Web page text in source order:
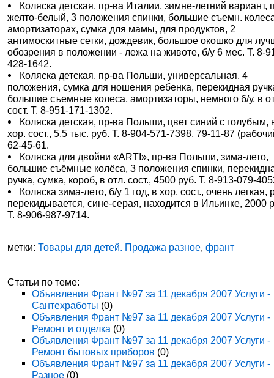
Коляска детская, пр-ва Италии, зимне-летний вариант,
желто-белый, 3 положения спинки, большие съемн.
амортизаторах, сумка для мамы, для продуктов, 2
антимоскитные сетки, дождевик, большое окошко для
обозрения в положении - лежа на животе, б/у 6 мес. Т. 8-
428-1642.
Коляска детская, пр-ва Польши, универсальная, 4
положения, сумка для ношения ребенка, перекидная
большие съемные колеса, амортизаторы, немного б/у, в
сост. Т. 8-951-171-1302.
Коляска детская, пр-ва Польши, цвет синий с голубым,
хор. сост., 5,5 тыс. руб. Т. 8-904-571-7398, 79-11-87
62-45-61.
Коляска для двойни «ARTI», пр-ва Польши, зима-лето,
большие съёмные колёса, 3 положения спинки,
ручка, сумка, короб, в отл. сост., 4500 руб. Т. 8-913-079-
Коляска зима-лето, б/у 1 год, в хор. сост., очень легкая,
перекидывается, сине-серая, находится в Ильинке, 2000
Т. 8-906-987-9714.
метки:Товары для детей. Продажа разное,франт
Статьи по теме:
Объявления Франт №97 за 11 декабря 2007 Услуги -
Сантехработы (0)
Объявления Франт №97 за 11 декабря 2007 Услуги -
Ремонт и отделка (0)
Объявления Франт №97 за 11 декабря 2007 Услуги -
Ремонт бытовых приборов (0)
Объявления Франт №97 за 11 декабря 2007 Услуги -
Разное (0)